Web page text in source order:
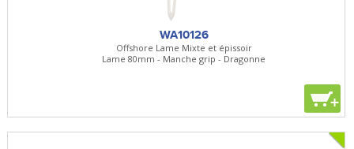
WA10126
Offshore Lame Mixte et épissoir
Lame 80mm - Manche grip - Dragonne
+